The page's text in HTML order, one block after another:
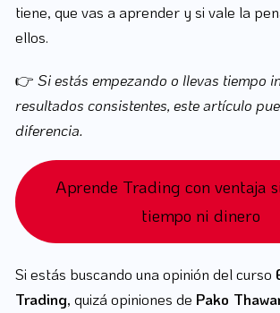
tiene, que vas a aprender y si vale la
ellos.
👉 Si estás empezando o llevas tiempo
resultados consistentes, este artículo
diferencia.
Aprende Trading con ventaja
tiempo ni dinero
Si estás buscando una opinión del curso
Trading, quizá opiniones de Pako